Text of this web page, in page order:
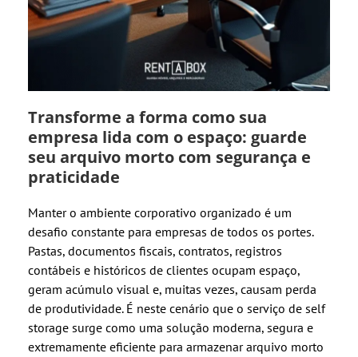
Transforme a forma como sua
empresa lida com o espaço: guarde
seu arquivo morto com segurança e
praticidade
Manter o ambiente corporativo organizado é um
desafio constante para empresas de todos os portes.
Pastas, documentos fiscais, contratos, registros
contábeis e históricos de clientes ocupam espaço,
geram acúmulo visual e, muitas vezes, causam perda
de produtividade. É neste cenário que o serviço de self
storage surge como uma solução moderna, segura e
extremamente eficiente para armazenar arquivo morto